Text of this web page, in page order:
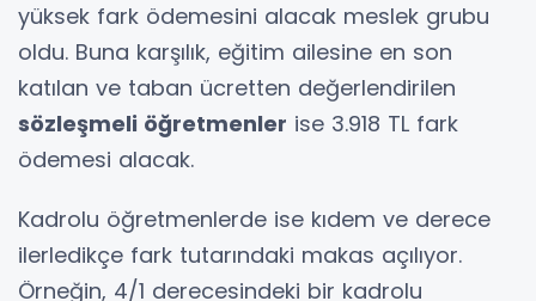
yüksek fark ödemesini alacak meslek grubu
oldu. Buna karşılık, eğitim ailesine en son
katılan ve taban ücretten değerlendirilen
sözleşmeli öğretmenler ise 3.918 TL fark
ödemesi alacak.
Kadrolu öğretmenlerde ise kıdem ve derece
ilerledikçe fark tutarındaki makas açılıyor.
Örneğin, 4/1 derecesindeki bir kadrolu